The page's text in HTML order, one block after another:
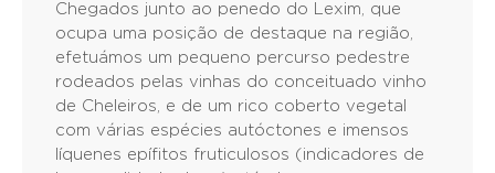
Chegados junto ao penedo do Lexim, que
ocupa uma posição de destaque na região,
efetuámos um pequeno percurso pedestre
rodeados pelas vinhas do conceituado vinho
de Cheleiros, e de um rico coberto vegetal
com várias espécies autóctones e imensos
líquenes epífitos fruticulosos (indicadores de